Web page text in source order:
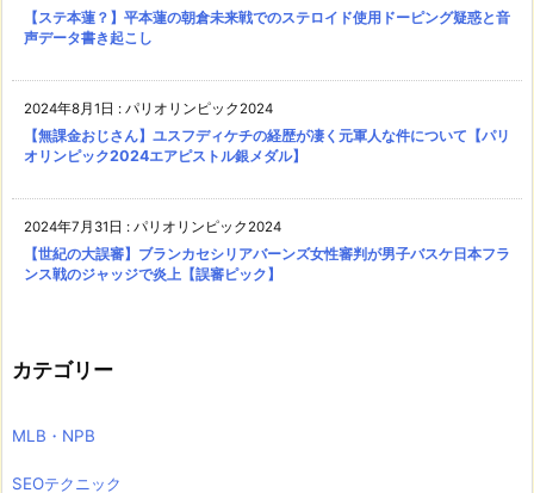
【ステ本蓮？】平本蓮の朝倉未来戦でのステロイド使用ドーピング疑惑と音
声データ書き起こし
2024年8月1日 : パリオリンピック2024
【無課金おじさん】ユスフディケチの経歴が凄く元軍人な件について【パリ
オリンピック2024エアピストル銀メダル】
2024年7月31日 : パリオリンピック2024
【世紀の大誤審】ブランカセシリアバーンズ女性審判が男子バスケ日本フラ
ンス戦のジャッジで炎上【誤審ピック】
カテゴリー
MLB・NPB
SEOテクニック